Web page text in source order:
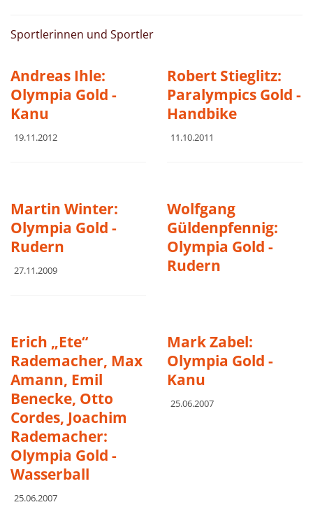
Sportlerinnen und Sportler
Andreas Ihle:
Olympia Gold -
Kanu
19.11.2012
Robert Stieglitz:
Paralympics Gold -
Handbike
11.10.2011
Martin Winter:
Olympia Gold -
Rudern
27.11.2009
Wolfgang
Güldenpfennig:
Olympia Gold -
Rudern
Erich „Ete“
Rademacher, Max
Amann, Emil
Benecke, Otto
Cordes, Joachim
Rademacher:
Olympia Gold -
Wasserball
25.06.2007
Mark Zabel:
Olympia Gold -
Kanu
25.06.2007